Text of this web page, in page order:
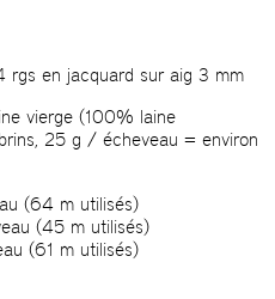
en jacquard sur aig 3 mm
vierge (100% laine
25 g / écheveau = environ
(64 m utilisés)
(45 m utilisés)
(61 m utilisés)